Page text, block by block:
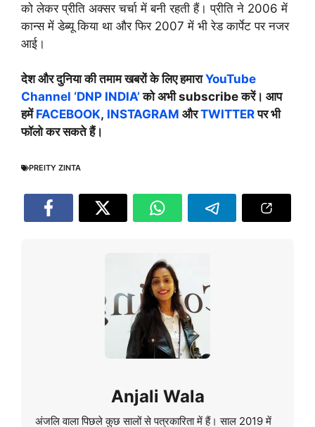
को लेकर प्रीति अक्सर चर्चा में बनी रहती हैं। प्रीति ने 2006 में
कान्स में डेब्यू किया था और फिर 2007 में भी रेड कार्पेट पर नजर
आई।
देश और दुनिया की तमाम खबरों के लिए हमाराYouTube
Channel ‘DNP INDIA’को अभी subscribe करें। आप
हमें FACEBOOK, INSTAGRAM औरTWITTERपर भी
फॉलो कर सकते हैं।
PREITY ZINTA
Anjali Wala
अंजलि वाला पिछले कुछ सालों से पत्रकारिता में हैं। साल 2019 में